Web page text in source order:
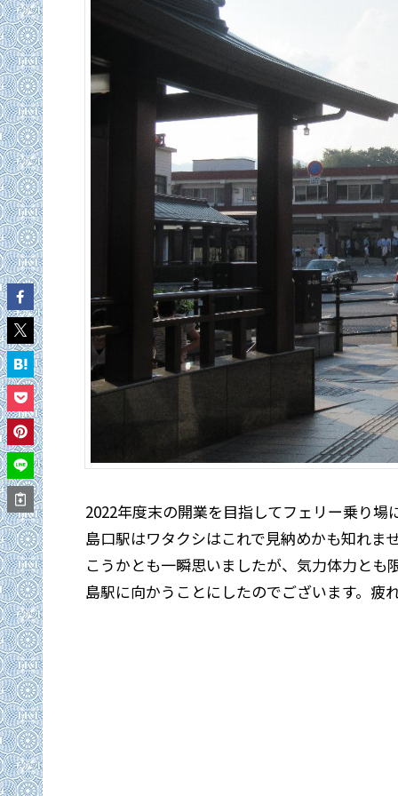
2022年度末の開業を目指してフェリー乗り
島口駅はワタクシはこれで見納めかも知れま
こうかとも一瞬思いましたが、気力体力と
島駅に向かうことにしたのでございます。疲